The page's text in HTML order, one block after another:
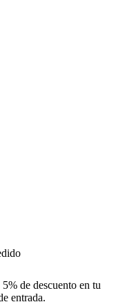
de descuento en tu
entrada.